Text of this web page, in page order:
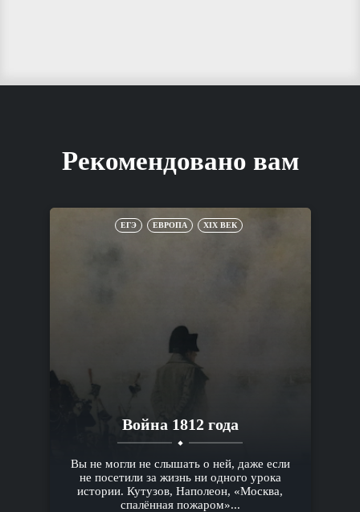
Рекомендовано вам
ЕГЭ ЕВРОПА XIX ВЕК
Война 1812 года
Вы не могли не слышать о ней, даже если
не посетили за жизнь ни одного урока
истории. Кутузов, Наполеон, «Москва,
спалённая пожаром»...